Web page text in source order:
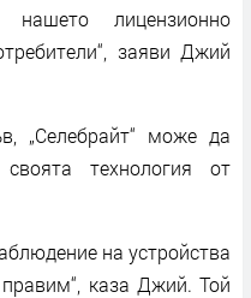
лицензионно
заяви Джий
„Селебрайт“ може да
технология от
на устройства
каза Джий. Той